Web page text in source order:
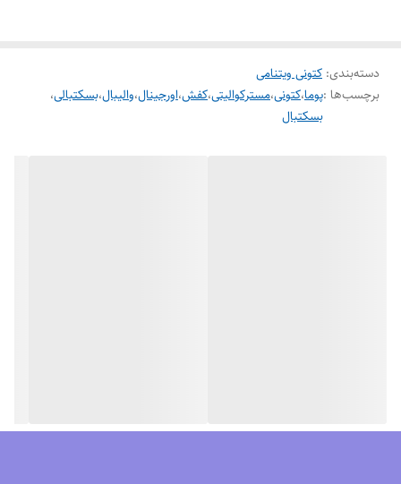
دسته‌بندی: کتونی ویتنامی
برچسب‌ها :پوما،کتونی،مسترکوالیتی،کفش،اورجینال،والیبال،بسکتبالی،
بسکتبال